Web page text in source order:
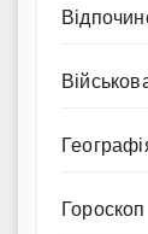
Гороскоп